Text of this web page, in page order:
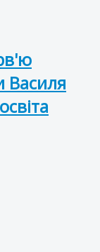
Василя